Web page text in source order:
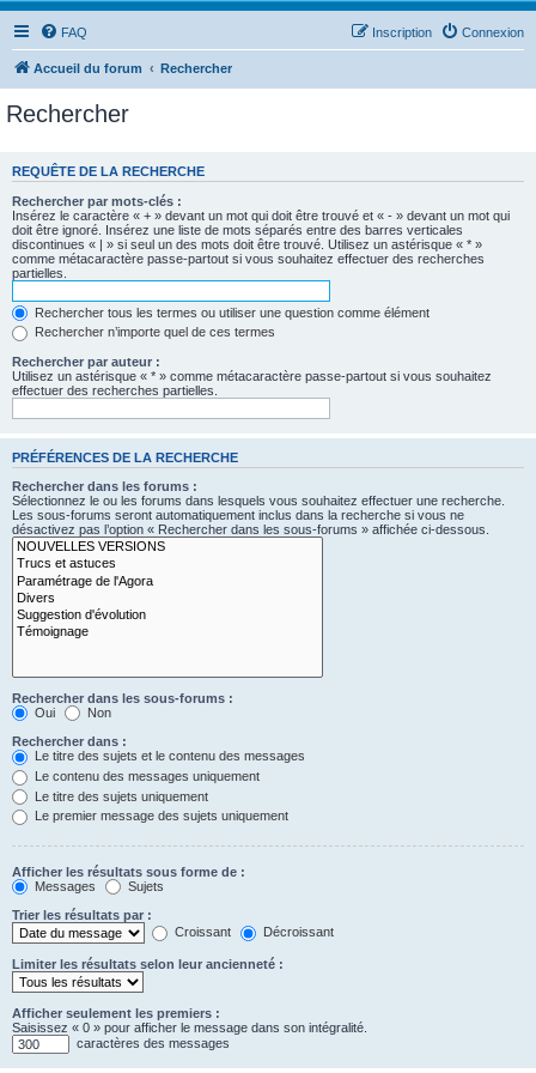
FAQ Connexion
Inscription
Accueil du forum Rechercher
Rechercher
REQUÊTE DE LA RECHERCHE
Rechercher par mots-clés :
Insérez le caractère « + » devant un mot qui doit être trouvé et « - » devant un mot qui
doit être ignoré. Insérez une liste de mots séparés entre des barres verticales
discontinues « | » si seul un des mots doit être trouvé. Utilisez un astérisque « * »
comme métacaractère passe-partout si vous souhaitez effectuer des recherches
partielles.
Rechercher tous les termes ou utiliser une question comme élément
Rechercher n’importe quel de ces termes
Rechercher par auteur :
Utilisez un astérisque « * » comme métacaractère passe-partout si vous souhaitez
effectuer des recherches partielles.
PRÉFÉRENCES DE LA RECHERCHE
Rechercher dans les forums :
Sélectionnez le ou les forums dans lesquels vous souhaitez effectuer une recherche.
Les sous-forums seront automatiquement inclus dans la recherche si vous ne
désactivez pas l’option « Rechercher dans les sous-forums » affichée ci-dessous.
Rechercher dans les sous-forums :
Oui
Non
Rechercher dans :
Le titre des sujets et le contenu des messages
Le contenu des messages uniquement
Le titre des sujets uniquement
Le premier message des sujets uniquement
Afficher les résultats sous forme de :
Messages
Sujets
Trier les résultats par :
Croissant
Décroissant
Limiter les résultats selon leur ancienneté :
Afficher seulement les premiers :
Saisissez « 0 » pour afficher le message dans son intégralité.
caractères des messages